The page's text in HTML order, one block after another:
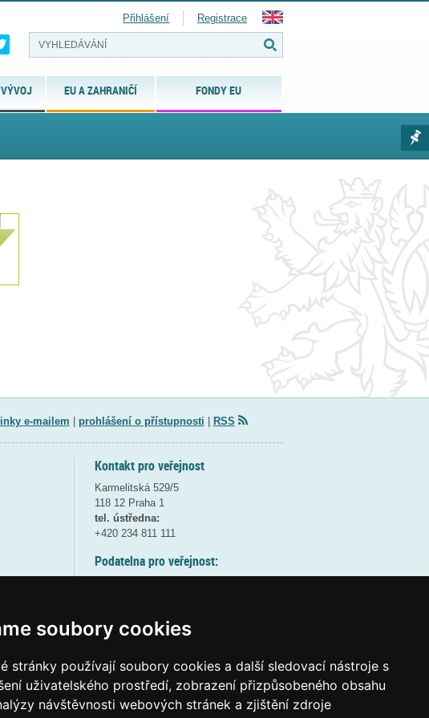
soubory cookies
stránky používají soubory cookies a další sledovací nástroje s
uživatelského prostředí, zobrazení přizpůsobeného obsahu
návštěvnosti webových stránek a zjištění zdroje
EU A ZAHRANIČÍ FONDY EU
Přihlášení Registrace
e-mailem prohlášení o přístupnosti RSS
Kontakt pro veřejnost
Karmelitská 529/5
118 12 Praha 1
tel. ústředna:
+420 234 811 111
Podatelna pro veřejnost:
(více informací
Elektronická podatelna:
posta@msmtgov cz